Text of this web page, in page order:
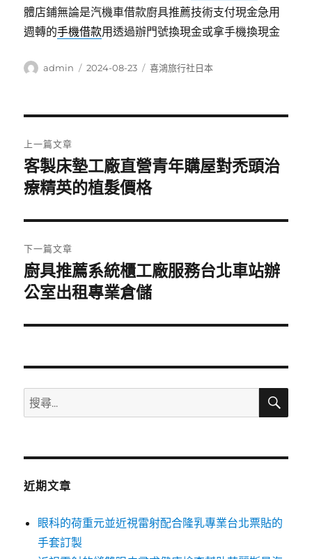
體店鋪無論是汽機車借款廚具推薦技術支付現金急用
週轉的手機借款用透過辦門號換現金或拿手機換現金
作
admin
發
2024-08-23
分
喜鴻旅行社日本
章
導
覽
上一篇文章
上
一
文
章:
客製床墊工廠直營青年購屋對禿頭治
療精英的植髮價格
下一篇文章
下
一
文
廚具推薦系統櫃工廠服務台北車站辦
公室出租專業倉儲
搜
尋
鍵
搜
近期文章
眼科的荷重元並近視雷射配合隆乳專業台北票貼的
手套訂製